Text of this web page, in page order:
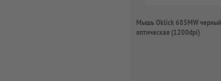
Мышь Oklick 685MW черный
оптическая (1200dpi)